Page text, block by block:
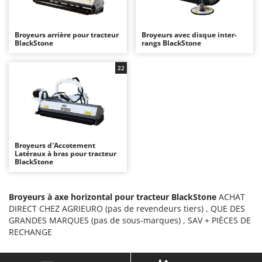
Autolaveuses
Bancs de scie pour le bois - Scies à bûches
Barbecues
Bennes pour tracteur
Brouettes à moteur
Broyeurs à axe horizontal pour tracteur
Butteurs pour tracteur
C
Chargeurs de batterie - Démarreurs
Charrues pour tracteur
Ambrogio Robot
ANTHBOT
Ardes
Argo
Artus
Attila
Awelco
B
Baesso
Bahco
Broyeurs arrière pour tracteur
BlackStone
Broyeurs avec disque inter-
rangs BlackStone
Broyeurs d'Accotement
Latéraux à bras pour tracteur
BlackStone
22
Broyeurs à axe horizontal pour tracteur BlackStone ACHAT
DIRECT CHEZ AGRIEURO (pas de revendeurs tiers) , QUE DES
GRANDES MARQUES (pas de sous-marques) , SAV + PIÈCES DE
RECHANGE